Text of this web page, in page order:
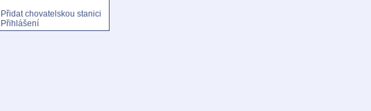
Přidat chovatelskou stanici
Přihlášení